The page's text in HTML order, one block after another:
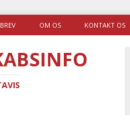
OM OS KONTAKT OS